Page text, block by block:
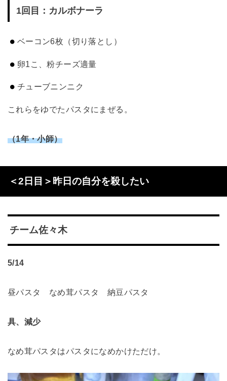
1回目：カルボナーラ
ベーコン6枚（切り落とし）
卵1こ、粉チーズ適量
チューブニンニク
これらをゆでたパスタにまぜる。
（1年・小師）
＜2日目＞昨日の自分を殺したい
チーム佐々木
5/14
昼パスタ なめ茸パスタ 納豆パスタ
具、減少
なめ茸パスタはパスタになめかけただけ。